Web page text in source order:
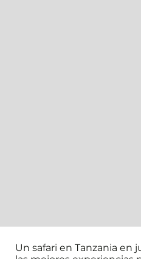
Un safari en Tanzania en